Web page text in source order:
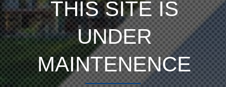
THIS SITE IS
UNDER
MAINTENENCE